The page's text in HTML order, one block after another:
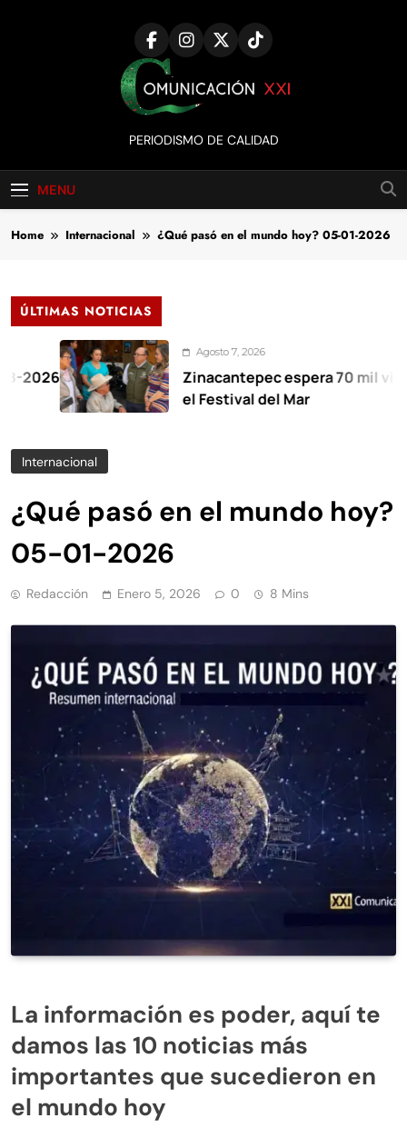
Comunicación
XXI
PERIODISMO DE CALIDAD
MENU
Home Internacional ¿Qué pasó en el mundo hoy? 05-01-2026
ÚLTIMAS NOTICIAS
Agosto 7, 2026
Zinacantepec espera 70 mil visitantes
el Festival del Mar
Internacional
¿Qué pasó en el mundo hoy?
05-01-2026
Redacción Enero 5, 2026 0 8 Mins
La información es poder, aquí te
damos las 10 noticias más
importantes que sucedieron en
el mundo hoy